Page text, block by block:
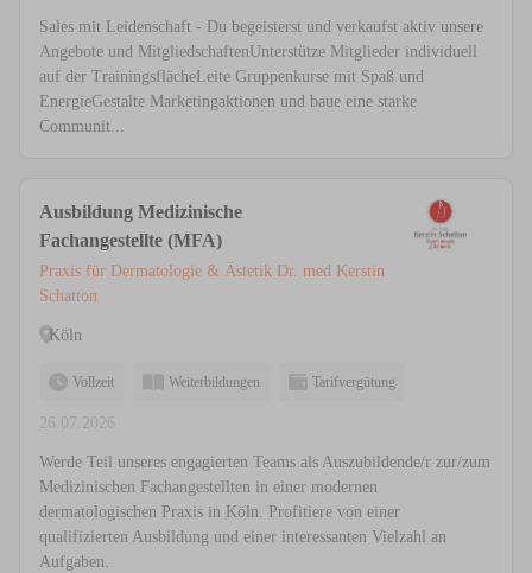
Sales mit Leidenschaft - Du begeisterst und verkaufst aktiv unsere
Angebote und MitgliedschaftenUnterstütze Mitglieder individuell
auf der TrainingsflächeLeite Gruppenkurse mit Spaß und
EnergieGestalte Marketingaktionen und baue eine starke
Communit...
Ausbildung Medizinische
Fachangestellte (MFA)
Praxis für Dermatologie & Ästetik Dr. med Kerstin
Schatton
Köln
Vollzeit Weiterbildungen Tarifvergütung
26.07.2026
Werde Teil unseres engagierten Teams als Auszubildende/r zur/zum
Medizinischen Fachangestellten in einer modernen
dermatologischen Praxis in Köln. Profitiere von einer
qualifizierten Ausbildung und einer interessanten Vielzahl an
Aufgaben.